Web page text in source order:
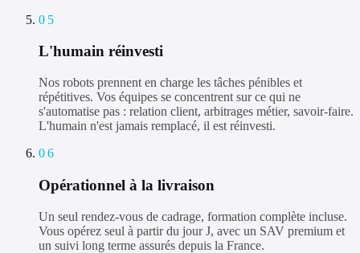
05
L'humain réinvesti
Nos robots prennent en charge les tâches pénibles et
répétitives. Vos équipes se concentrent sur ce qui ne
s'automatise pas : relation client, arbitrages métier, savoir-faire.
L'humain n'est jamais remplacé, il est réinvesti.
06
Opérationnel à la livraison
Un seul rendez-vous de cadrage, formation complète incluse.
Vous opérez seul à partir du jour J, avec un SAV premium et
un suivi long terme assurés depuis la France.